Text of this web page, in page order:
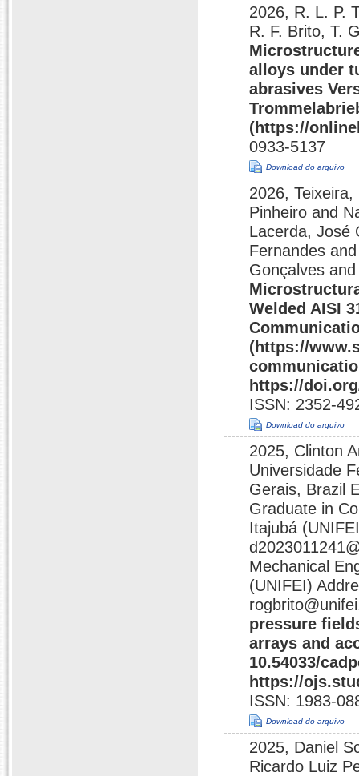
2026, R. L. P.
R. F. Brito, T.
alloys under
abrasives
(https://
0933-5137
Download do arquivo
2026,
Pinheiro and
Lacerda, José
Fernandes
Gonçalves
Welded AISI
(https://
https://
ISSN: 2352-
Download do arquivo
2025, Clinton
Universidade
Gerais, Brazil
Graduate in
Itajubá
Mechanical
(UNIFEI)
pressure
arrays and
10.54033/
https://
ISSN: 1983-
Download do arquivo
2025, Daniel
Ricardo Luiz